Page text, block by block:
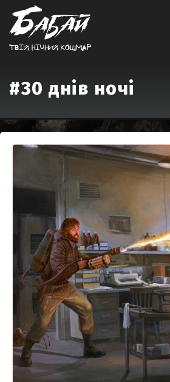
Твiй нiчний кошмар
#30 днів ночі